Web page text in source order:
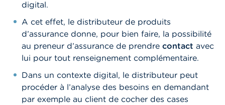
digital.
A cet effet, le distributeur de produits
d’assurance donne, pour bien faire, la possibilité
au preneur d’assurance de prendre contact avec
lui pour tout renseignement complémentaire.
Dans un contexte digital, le distributeur peut
procéder à l’analyse des besoins en demandant
par exemple au client de cocher des cases